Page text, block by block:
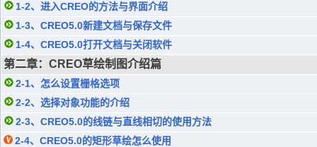
1-2、进入CREO的方法与界面介绍
1-3、CREO5.0新建文档与保存文件
1-4、CREO5.0打开文档与关闭软件
第二章：CREO草绘制图介绍篇
2-1、怎么设置栅格选项
2-2、选择对象功能的介绍
2-3、CREO5.0的线链与直线相切的使用方法
2-4、CREO5.0的矩形草绘怎么使用